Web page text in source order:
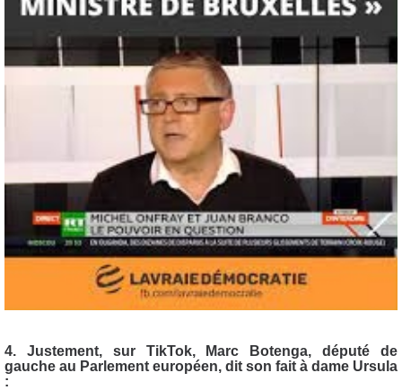
4. Justement, sur TikTok, Marc Botenga, député de
gauche au Parlement européen, dit son fait à dame Ursula
: